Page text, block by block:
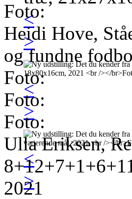
<
>
<
>
<
>
Foto:
Heidi Hove,
og fundne
Foto:
Foto:
Foto:
Ulla Eriksen,
2021